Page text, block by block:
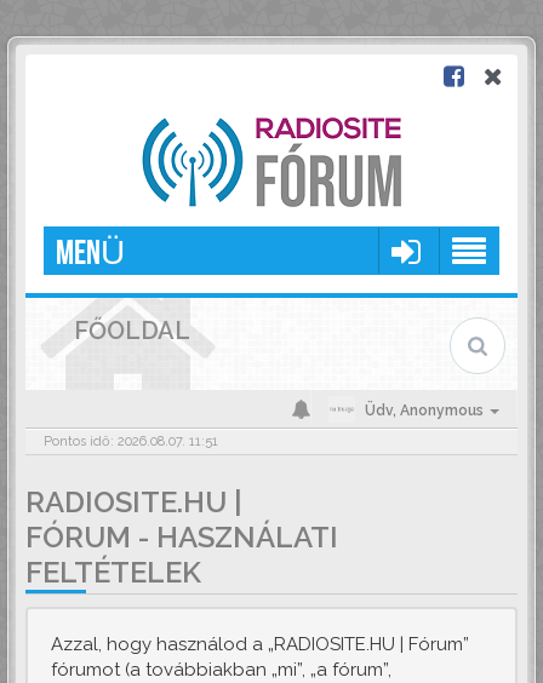
MENÜ
FŐOLDAL
Üdv, Anonymous
Pontos idő: 2026.08.07. 11:51
RADIOSITE.HU |
FÓRUM - HASZNÁLATI
FELTÉTELEK
Azzal, hogy használod a „RADIOSITE.HU | Fórum”
fórumot (a továbbiakban „mi”, „a fórum”,